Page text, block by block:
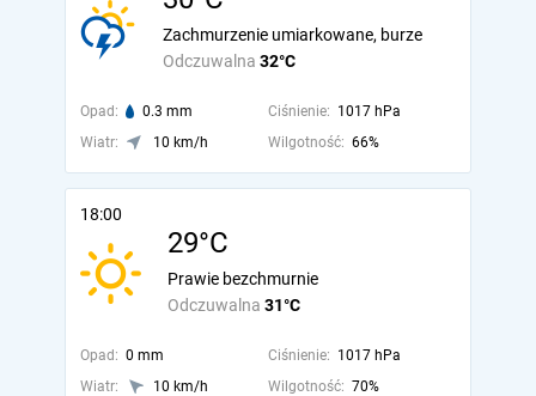
Odczuwalna 32°C
Zachmurzenie umiarkowane, burze
Opad: 0.3 mm Ciśnienie: 1017 hPa
Wiatr:
10 km/h Wilgotność: 66%
18:00
29°C
Odczuwalna 31°C
Prawie bezchmurnie
Opad: 0 mm Ciśnienie: 1017 hPa
Wiatr:
10 km/h Wilgotność: 70%